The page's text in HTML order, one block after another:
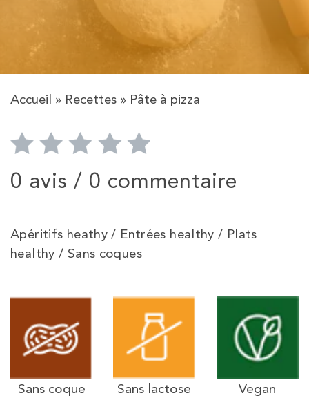
Accueil » Recettes » Pâte à pizza
0 avis / 0 commentaire
Apéritifs heathy / Entrées healthy / Plats
healthy / Sans coques
Sans coque Sans lactose Vegan